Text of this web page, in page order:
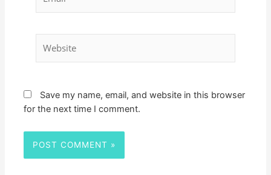
Save my name, email, and website in this browser
for the next time I comment.